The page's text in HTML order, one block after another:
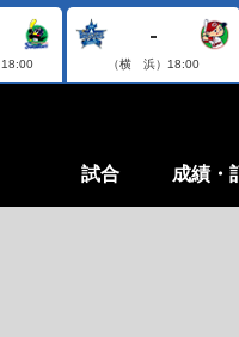
18:00
-
（横 浜） 18:00
試合 成績・